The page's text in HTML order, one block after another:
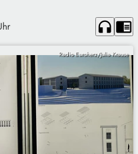
headphones chrome_reader_mode
Radio Euroherz/Julia Krause